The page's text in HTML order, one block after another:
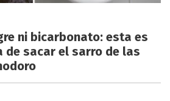
ni bicarbonato: esta es
de sacar el sarro de las